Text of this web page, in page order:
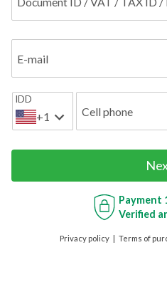
E-mail
IDD
+1 Cell phone
Payment
Verified
Privacy policy Terms of